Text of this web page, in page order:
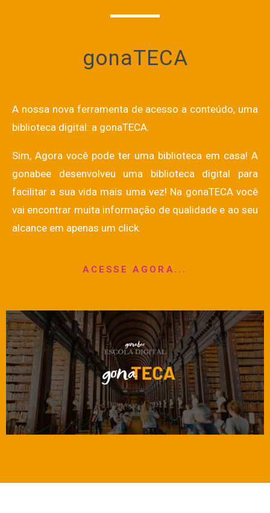
gonaTECA
A nossa nova ferramenta de acesso a conteúdo, uma
biblioteca digital: a gonaTECA.
Sim, Agora você pode ter uma biblioteca em casa! A
gonabee desenvolveu uma biblioteca digital para
facilitar a sua vida mais uma vez! Na gonaTECAvocê
vai encontrar muita informação de qualidade e ao seu
alcance em apenas um click.
ACESSE AGORA...